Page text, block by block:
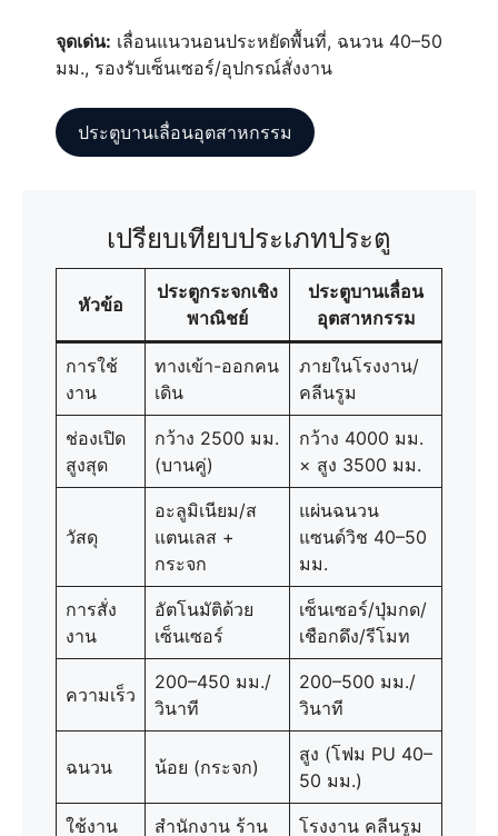
จุดเด่น: เลื่อนแนวนอนประหยัดพื้นที่, ฉนวน 40–50
มม., รองรับเซ็นเซอร์/อุปกรณ์สั่งงาน
ประตูบานเลื่อนอุตสาหกรรม
เปรียบเทียบประเภทประตู
หัวข้อ
ประตูกระจกเชิง
พาณิชย์
ประตูบานเลื่อน
อุตสาหกรรม
การใช้
งาน
ทางเข้า-ออกคน
เดิน
ภายในโรงงาน/
คลีนรูม
ช่องเปิด
สูงสุด
กว้าง 2500 มม.
(บานคู่)
กว้าง 4000 มม.
× สูง 3500 มม.
วัสดุ
อะลูมิเนียม/ส
แตนเลส +
กระจก
แผ่นฉนวน
แซนด์วิช 40–50
มม.
การสั่ง
งาน
อัตโนมัติด้วย
เซ็นเซอร์
เซ็นเซอร์/ปุ่มกด/
เชือกดึง/รีโมท
ความเร็ว
200–450 มม./
วินาที
200–500 มม./
วินาที
ฉนวน น้อย (กระจก)
สูง (โฟม PU 40–
50 มม.)
ใช้งาน สำนักงาน ร้าน โรงงาน คลีนรูม